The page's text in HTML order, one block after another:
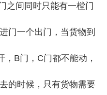
之间同时只能有一樘门
门一个出门，当货物到
B门，C门都不能动，
的时候，只有货物需要